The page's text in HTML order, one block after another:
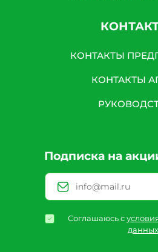
КОНТАКТЫ
КОНТАКТЫ
Подписка на
Соглашаюсь с
данных